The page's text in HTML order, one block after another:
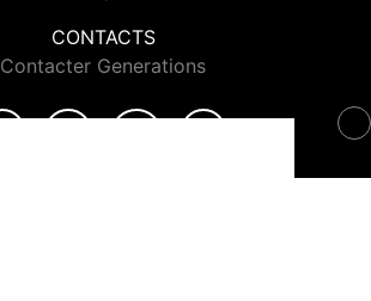
CONTACTS
Contacter Generations